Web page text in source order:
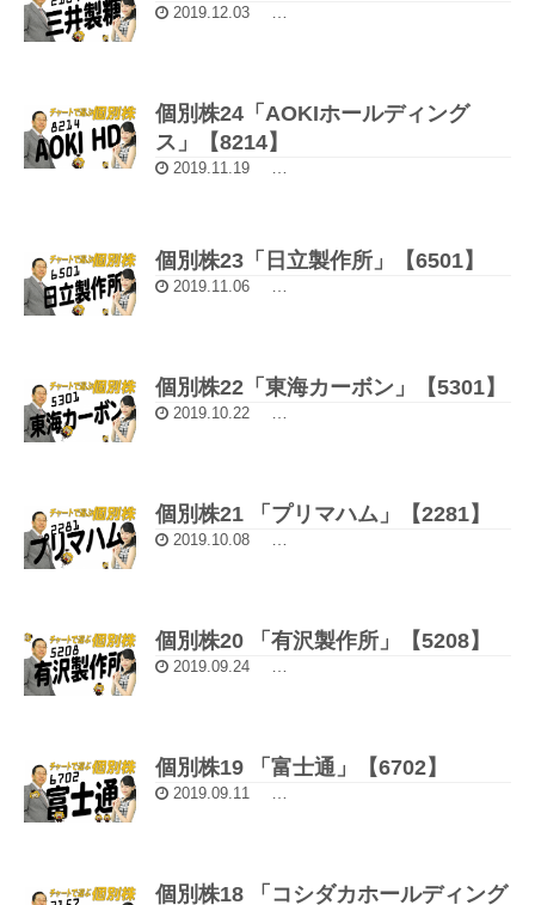
2019.12.03 5分動画：チャートで選ぶ個別株
個別株24「AOKIホールディング
ス」【8214】
2019.11.19
個別株23「日立製作所」【6501】
2019.11.06
個別株22「東海カーボン」【5301】
2019.10.22
個別株21 「プリマハム」【2281】
2019.10.08
個別株20 「有沢製作所」【5208】
2019.09.24
個別株19 「富士通」【6702】
2019.09.11
個別株18 「コシダカホールディング